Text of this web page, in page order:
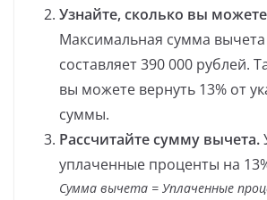
Узнайте, сколько вы
Максимальная сумма
составляет 390 000 рублей.
вы можете вернуть 13% от
суммы.
Рассчитайте сумму вычета.
уплаченные проценты на
Сумма вычета = Уплаченные